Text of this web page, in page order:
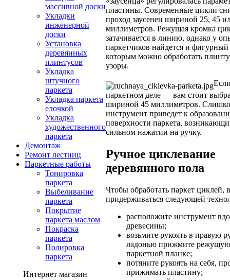
массивной доски
Укладки
инженерной
доски
Установка
деревянных
плинтусов
Укладка
штучного
паркета
Укладка паркета
елочкой
Укладка
художественного
паркета
Демонтаж
Ремонт лестниц
Паркетные работы
Тонировка
паркета
Выбеливание
паркета
Покрытие
паркета маслом
Покраска
паркета
Полировка
паркета
Интернет магазин
пластины. Современные цикли
проход заусенец шириной 25, 45
миллиметров. Режущая кромка
затачивается в линию, однако у
паркетчиков найдется и
которым можно обработать
узоры.
паркетном деле — вам стоит
шириной 45 миллиметров.
инструмент приведет к
поверхности паркета,
сильном нажатии на ручку.
Ручное циклевание
деревянного пола
Чтобы обработать паркет циклей,
придерживаться следующей
расположите инструмент
древесины;
возьмите рукоять в правую
ладонью прижмите режущую
паркетной планке;
потяните рукоять на себя,
прижимать пластину;